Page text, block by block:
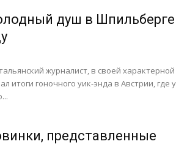
душ в Шпильберге
журналист, в своей характерной
итоги гоночного уик-энда в Австрии, где у
представленные